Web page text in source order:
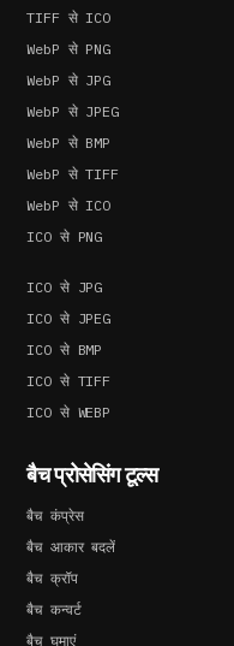
TIFF से ICO
WebP से PNG
WebP से JPG
WebP से JPEG
WebP से BMP
WebP से TIFF
WebP से ICO
ICO से PNG
ICO से JPG
ICO से JPEG
ICO से BMP
ICO से TIFF
ICO से WEBP
बैच प्रोसेसिंग टूल्स
बैच कंप्रेस
बैच आकार बदलें
बैच क्रॉप
बैच कन्वर्ट
बैच घुमाएं